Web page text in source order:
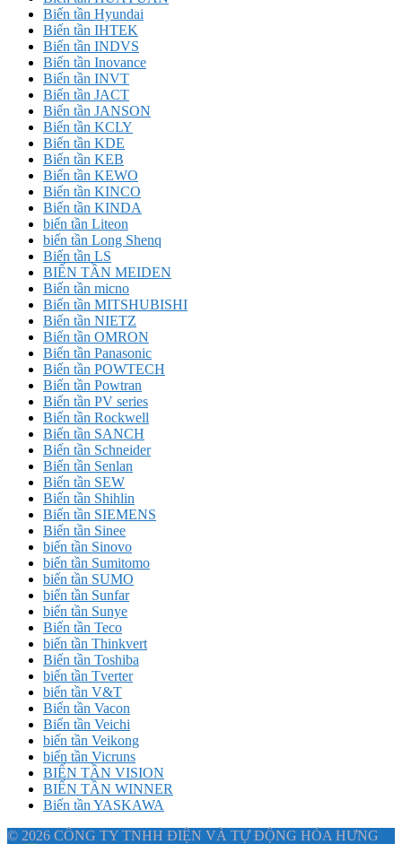
Biến tần Hyundai
Biến tần IHTEK
Biến tần INDVS
Biến tần Inovance
Biến tần INVT
Biến tần JACT
Biến tần JANSON
Biến tần KCLY
Biến tần KDE
Biến tần KEB
Biến tần KEWO
Biến tần KINCO
Biến tần KINDA
biến tần Liteon
biến tần Long Shenq
Biến tần LS
BIẾN TẦN MEIDEN
Biến tần micno
Biến tần MITSHUBISHI
Biến tần NIETZ
Biến tần OMRON
Biến tần Panasonic
Biến tần POWTECH
Biến tần Powtran
Biến tần PV series
Biến tần Rockwell
Biến tần SANCH
Biến tần Schneider
Biến tần Senlan
Biến tần SEW
Biến tần Shihlin
Biến tần SIEMENS
Biến tần Sinee
biến tần Sinovo
biến tần Sumitomo
biến tần SUMO
biến tần Sunfar
biến tần Sunye
Biến tần Teco
biến tần Thinkvert
Biến tần Toshiba
biến tần Tverter
biến tần V&T
Biến tần Vacon
Biến tần Veichi
biến tần Veikong
biến tần Vicruns
BIẾN TẦN VISION
BIẾN TẦN WINNER
Biến tần YASKAWA
© 2026 CÔNG TY TNHH ĐIỆN VÀ TỰ ĐỘNG HÓA HƯNG